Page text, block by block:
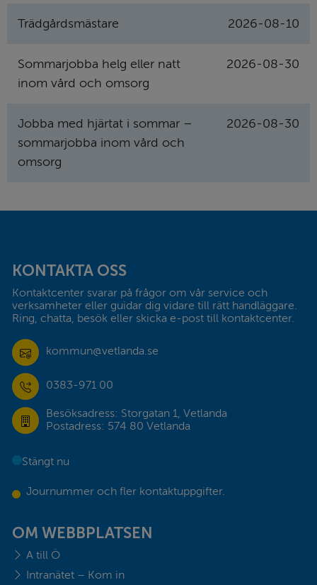
Trädgårdsmästare 2026-08-10
Sommarjobba helg eller natt
inom vård och omsorg
2026-08-30
Jobba med hjärtat i sommar –
sommarjobba inom vård och
omsorg
2026-08-30
KONTAKTA OSS
Kontaktcenter svarar på frågor om vår service och
verksamheter eller guidar dig vidare till rätt handläggare.
Ring, chatta, besök eller skicka e-post till kontaktcenter.
kommun@vetlanda.se
0383-971 00
Besöksadress: Storgatan 1, Vetlanda
Postadress: 574 80 Vetlanda
Stängt nu
Journummer och fler kontaktuppgifter.
OM WEBBPLATSEN
A till Ö
Intranätet – Kom in